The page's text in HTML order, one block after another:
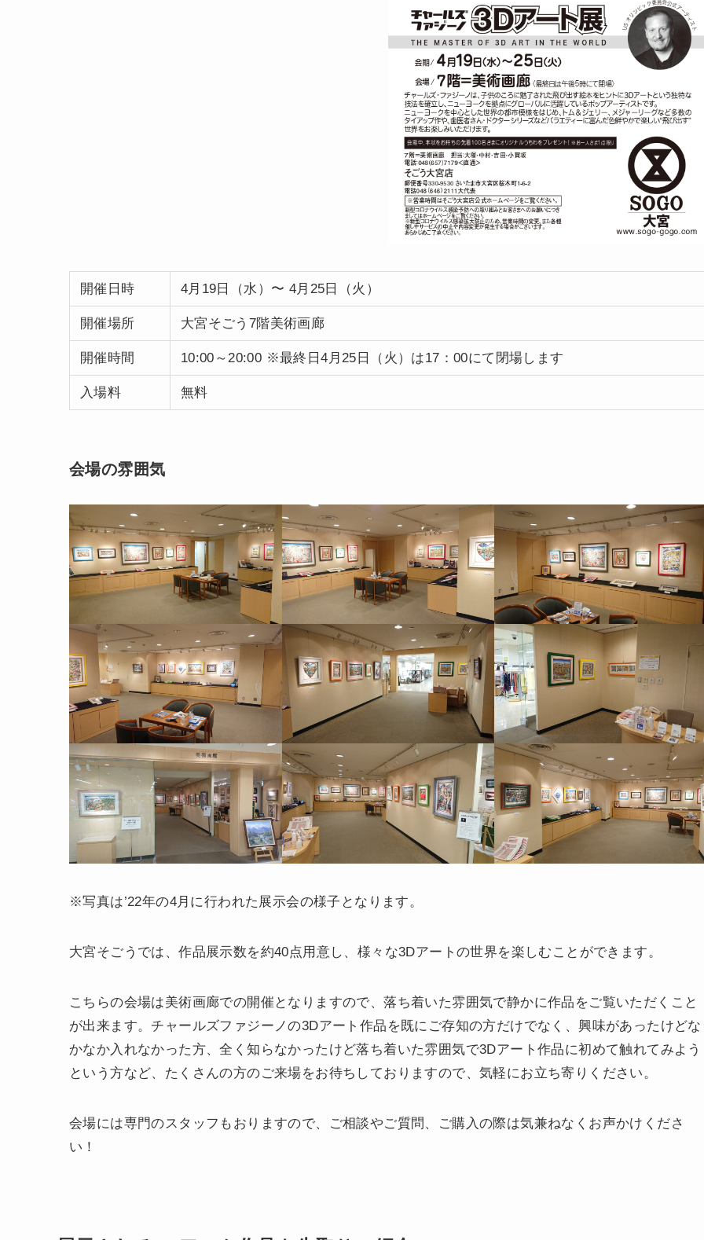
開催日時 4月19日（水）〜 4月25日（火）
開催場所 大宮そごう7階美術画廊
開催時間 10:00～20:00 ※最終日4月25日（火）は17：00にて閉場します
入場料 無料
会場の雰囲気
※写真は’22年の4月に行われた展示会の様子となります。
大宮そごうでは、作品展示数を約40点用意し、様々な3Dアートの世界を楽しむことができます。
こちらの会場は美術画廊での開催となりますので、落ち着いた雰囲気で静かに作品をご覧いただくこと
が出来ます。チャールズファジーノの3Dアート作品を既にご存知の方だけでなく、興味があったけどな
かなか入れなかった方、全く知らなかったけど落ち着いた雰囲気で3Dアート作品に初めて触れてみよう
という方など、たくさんの方のご来場をお待ちしておりますので、気軽にお立ち寄りください。
会場には専門のスタッフもおりますので、ご相談やご質問、ご購入の際は気兼ねなくお声かけくださ
い！